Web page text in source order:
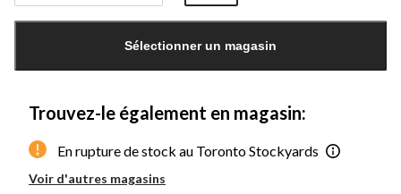
jour
Sélectionner un magasin
Trouvez-le également en magasin:
En rupture de stock au Toronto Stockyards
Voir d'autres magasins